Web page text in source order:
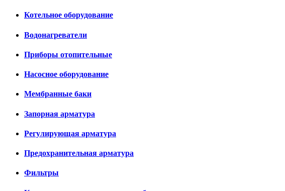
Котельное оборудование
Водонагреватели
Приборы отопительные
Насосное оборудование
Мембранные баки
Запорная арматура
Регулирующая арматура
Предохранительная арматура
Фильтры